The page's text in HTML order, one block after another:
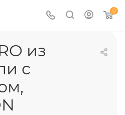
0
из
с